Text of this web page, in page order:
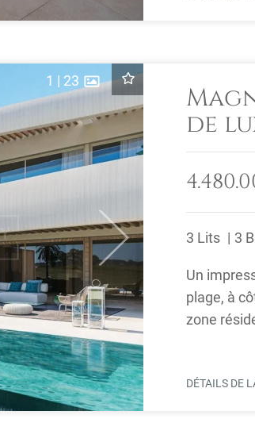
Next
1 | 23
de
3 Lits 3
Un
plage, à
zone
DÉTAILS DE